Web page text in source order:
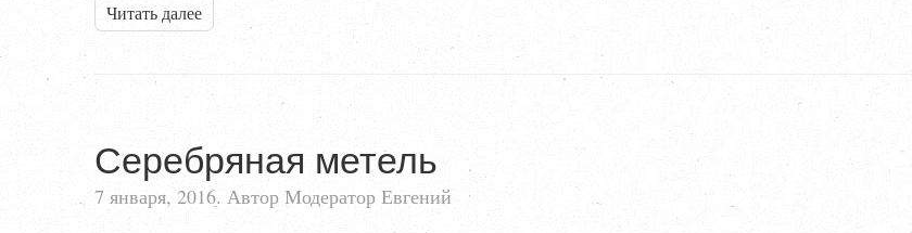
Читать далее
Серебряная метель
7 января, 2016. Автор Модератор Евгений